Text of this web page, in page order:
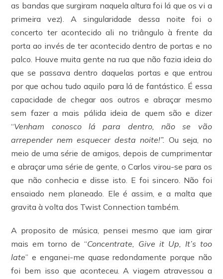
as bandas que surgiram naquela altura foi lá que os vi a
primeira vez). A singularidade dessa noite foi o
concerto ter acontecido ali no triângulo à frente da
porta ao invés de ter acontecido dentro de portas e no
palco. Houve muita gente na rua que não fazia ideia do
que se passava dentro daquelas portas e que entrou
por que achou tudo aquilo para lá de fantástico. É essa
capacidade de chegar aos outros e abraçar mesmo
sem fazer a mais pálida ideia de quem são e dizer
“Venham conosco lá para dentro, não se vão
arrepender nem esquecer desta noite!”. Ou seja, no
meio de uma série de amigos, depois de cumprimentar
e abraçar uma série de gente, o Carlos virou-se para os
que não conhecia e disse isto. E foi sincero. Não foi
ensaiado nem planeado. Ele é assim, e a malta que
gravita à volta dos Twist Connection também.
A proposito de música, pensei mesmo que iam girar
mais em torno de “Concentrate, Give it Up, It’s too
late” e enganei-me quase redondamente porque não
foi bem isso que aconteceu. A viagem atravessou a